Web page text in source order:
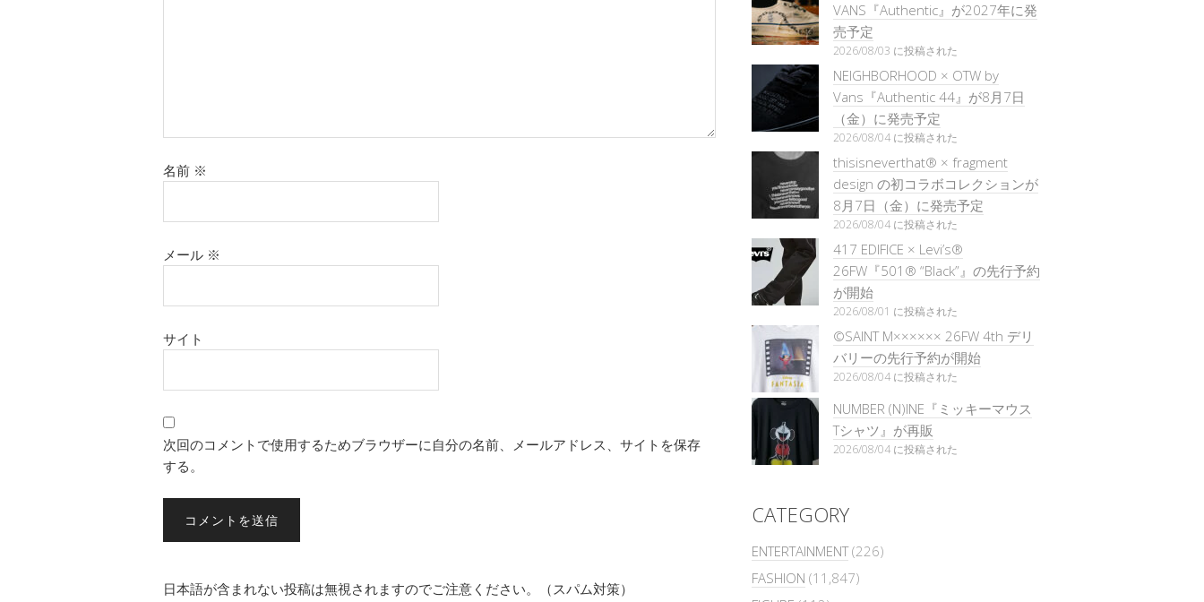
名前 ※
メール ※
サイト
次回のコメントで使用するためブラウザーに自分の名前、メールアドレス、サイトを保存
する。
日本語が含まれない投稿は無視されますのでご注意ください。（スパム対策）
VANS『Authentic』が2027年に発
売予定
2026/08/03 に投稿された
NEIGHBORHOOD × OTW by
Vans『Authentic 44』が8月7日
（金）に発売予定
2026/08/04 に投稿された
thisisneverthat® × fragment
design の初コラボコレクションが
8月7日（金）に発売予定
2026/08/04 に投稿された
417 EDIFICE × Levi’s®
26FW『501®︎ “Black”』の先行予約
が開始
2026/08/01 に投稿された
©SAINT M×××××× 26FW 4th デリ
バリーの先行予約が開始
2026/08/04 に投稿された
NUMBER (N)INE『ミッキーマウス
Tシャツ』が再販
2026/08/04 に投稿された
CATEGORY
ENTERTAINMENT(226)
FASHION (11,847)